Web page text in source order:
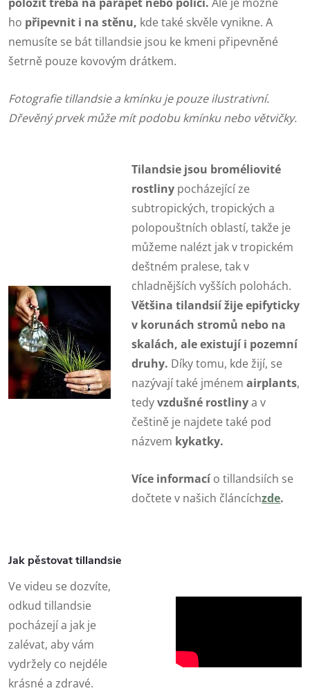
ho připevnit i na stěnu, kde také skvěle vynikne. A
nemusíte se bát tillandsie jsou ke kmeni připevněné
šetrně pouze kovovým drátkem.
Fotografie tillandsie a kmínku je pouze ilustrativní.
Dřevěný prvek může mít podobu kmínku nebo větvičky.
Tilandsie jsou broméliovité
rostliny pocházející ze
subtropických, tropických a
polopouštních oblastí, takže je
můžeme nalézt jak v tropickém
deštném pralese, tak v
chladnějších vyšších polohách.
Většina tilandsií žije epifyticky
v korunách stromů nebo na
skalách, ale existují i pozemní
druhy. Díky tomu, kde žijí, se
nazývají také jménemairplants,
tedyvzdušné rostlinya v
češtině je najdete také pod
názvem kykatky.
Více informacío tillandsiích se
dočtete v našich článcíchzde.
Jak pěstovat tillandsie
Ve videu se dozvíte,
odkud tillandsie
pocházejí a jak je
zalévat, aby vám
vydržely co nejdéle
krásné a zdravé.